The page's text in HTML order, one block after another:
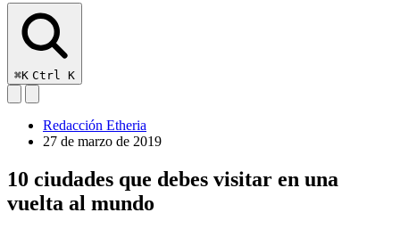
⌘K Ctrl K
Redacción Etheria
27 de marzo de 2019
10 ciudades que debes visitar en una
vuelta al mundo